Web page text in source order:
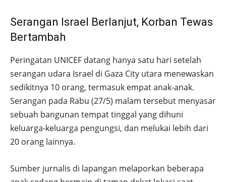
Serangan Israel Berlanjut, Korban Tewas
Bertambah
Peringatan UNICEF datang hanya satu hari setelah
serangan udara Israel di Gaza City utara menewaskan
sedikitnya 10 orang, termasuk empat anak-anak.
Serangan pada Rabu (27/5) malam tersebut menyasar
sebuah bangunan tempat tinggal yang dihuni
keluarga-keluarga pengungsi, dan melukai lebih dari
20 orang lainnya.
Sumber jurnalis di lapangan melaporkan beberapa